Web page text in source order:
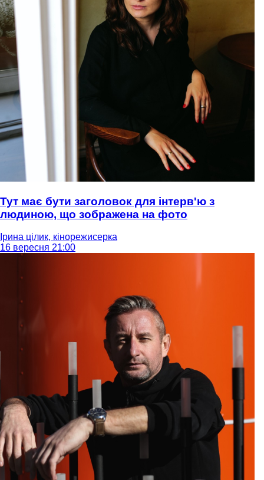
Тут має бути заголовок для інтерв'ю з
людиною, що зображена на фото
Ірина цілик, кінорежисерка
16 вересня 21:00